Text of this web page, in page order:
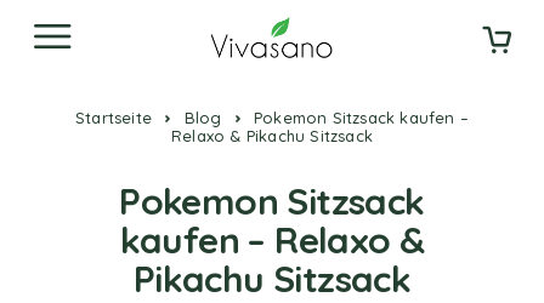
Startseite Blog
Pokemon Sitzsack kaufen –
Relaxo & Pikachu Sitzsack
Pokemon Sitzsack
kaufen – Relaxo &
Pikachu Sitzsack